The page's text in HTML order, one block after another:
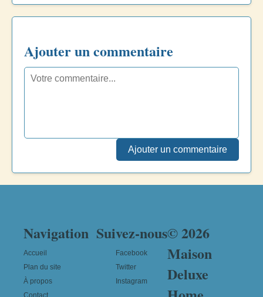
Ajouter un commentaire
Ajouter un commentaire
Navigation
Accueil
Plan du site
À propos
Contact
Suivez-nous
Facebook
Twitter
Instagram
© 2026
Maison
Deluxe